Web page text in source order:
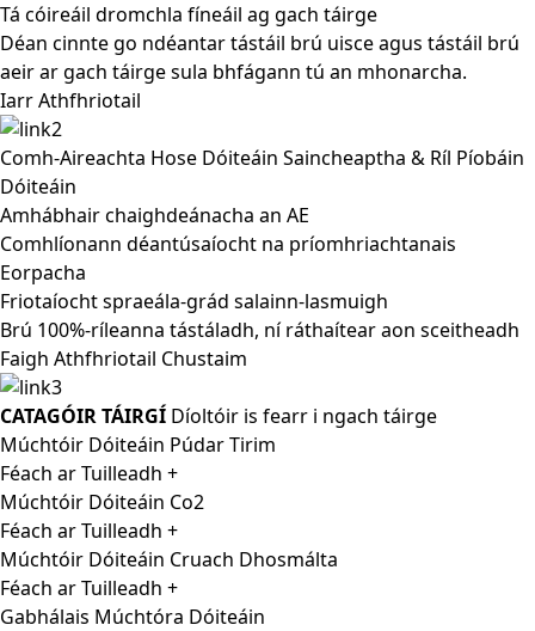
Tá cóireáil dromchla fíneáil ag gach táirge
Déan cinnte go ndéantar tástáil brú uisce agus tástáil brú
aeir ar gach táirge sula bhfágann tú an mhonarcha.
Iarr Athfhriotail
Comh-Aireachta Hose Dóiteáin Saincheaptha & Ríl Píobáin
Dóiteáin
Amhábhair chaighdeánacha an AE
Comhlíonann déantúsaíocht na príomhriachtanais
Eorpacha
Friotaíocht spraeála-grád salainn-lasmuigh
Brú 100%-ríleanna tástáladh, ní ráthaítear aon sceitheadh
Faigh Athfhriotail Chustaim
CATAGÓIR TÁIRGÍ Díoltóir is fearr i ngach táirge
Múchtóir Dóiteáin Púdar Tirim
Féach ar Tuilleadh +
Múchtóir Dóiteáin Co2
Féach ar Tuilleadh +
Múchtóir Dóiteáin Cruach Dhosmálta
Féach ar Tuilleadh +
Gabhálais Múchtóra Dóiteáin